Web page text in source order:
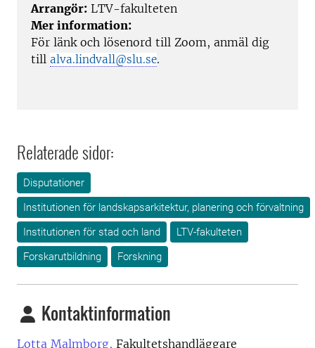
Arrangör: LTV-fakulteten
Mer information:
För länk och lösenord till Zoom, anmäl dig
till alva.lindvall@slu.se.
Relaterade sidor:
Disputationer
Institutionen för landskapsarkitektur, planering och förvaltning
Institutionen för stad och land
LTV-fakulteten
Forskarutbildning
Forskning
Kontaktinformation
Lotta Malmborg, Fakultetshandläggare